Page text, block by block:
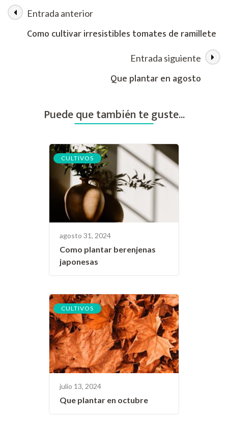
increíble
Navegación
Entrada anterior
Como cultivar irresistibles tomates de ramillete
Entrada siguiente
Que plantar en agosto
Puede que también te guste...
CULTIVOS
agosto 31, 2024
Como plantar berenjenas
japonesas
CULTIVOS
julio 13, 2024
Que plantar en octubre